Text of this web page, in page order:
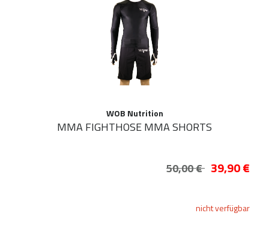
WOB Nutrition
MMA FIGHTHOSE MMA SHORTS
50,00 € 39,90 €
nicht verfügbar